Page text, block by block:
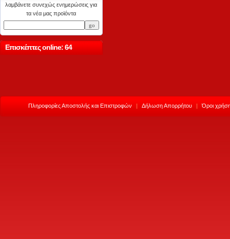
λαμβάνετε συνεχώς ενημερώσεις για
τα νέα μας προϊόντα
Επισκέπτες online: 64
Πληροφορίες Αποστολής και Επιστροφών | Δήλωση Απορρήτου | Όροι